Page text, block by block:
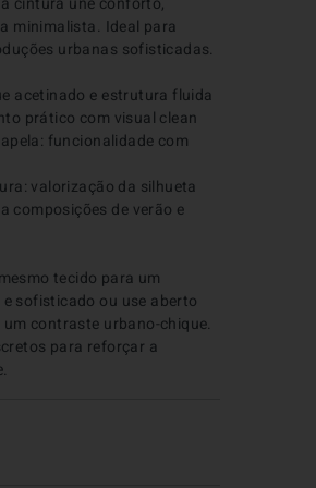
minimalista. Ideal para
urbanas sofisticadas.
acetinado e estrutura fluida
prático com visual clean
funcionalidade com
valorização da silhueta
composições de verão e
tecido para um
sofisticado ou use aberto
contraste urbano-chique.
para reforçar a